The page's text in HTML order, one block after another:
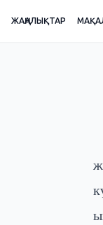
ЖАҢАЛЫҚТАР